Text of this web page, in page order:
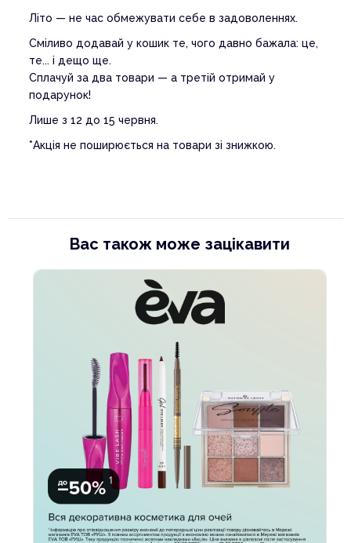
Літо — не час обмежувати себе в задоволеннях.
Сміливо додавай у кошик те, чого давно бажала: це,
те... і дещо ще.
Сплачуй за два товари — а третій отримай у
подарунок!
Лише з 12 до 15 червня.
*Акція не поширюється на товари зі знижкою.
Вас також може зацікавити